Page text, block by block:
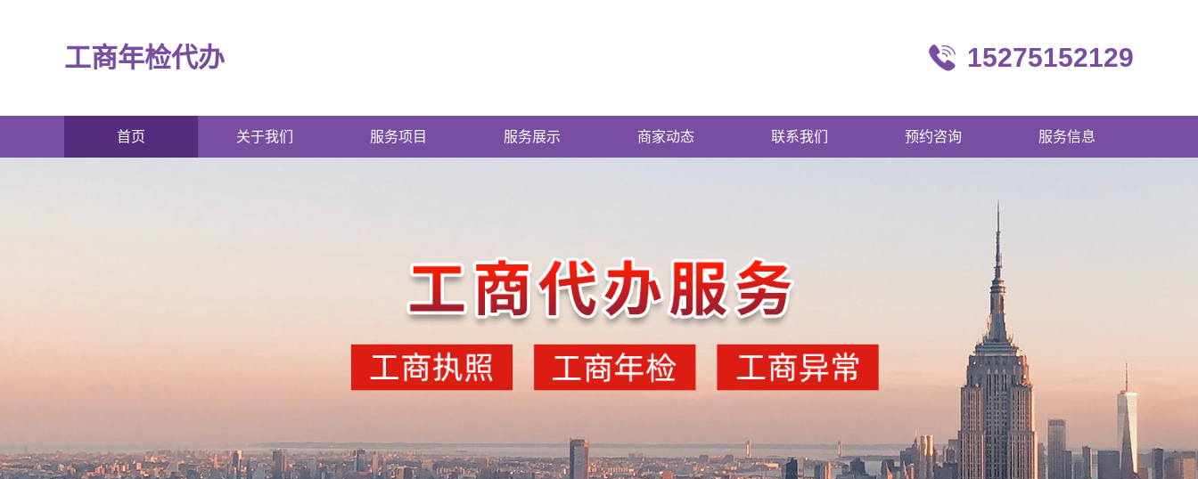
工商年检代办 15275152129
首页 关于我们 服务项目 服务展示 商家动态 联系我们 预约咨询 服务信息